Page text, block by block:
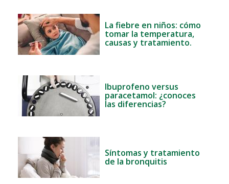
La fiebre en niños: cómo
tomar la temperatura,
causas y tratamiento.
Ibuprofeno versus
paracetamol: ¿conoces
las diferencias?
Síntomas y tratamiento
de la bronquitis